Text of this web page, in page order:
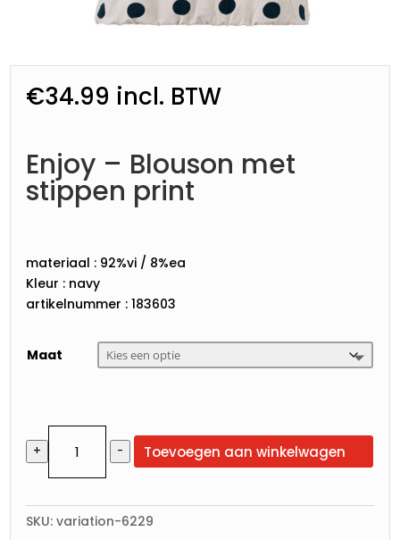
€34.99 incl. BTW
Enjoy – Blouson met
stippen print
materiaal : 92%vi / 8%ea
Kleur : navy
artikelnummer : 183603
Maat
+
Blouson
stippen
- Toevoegen aan winkelwagen
SKU:variation-6229